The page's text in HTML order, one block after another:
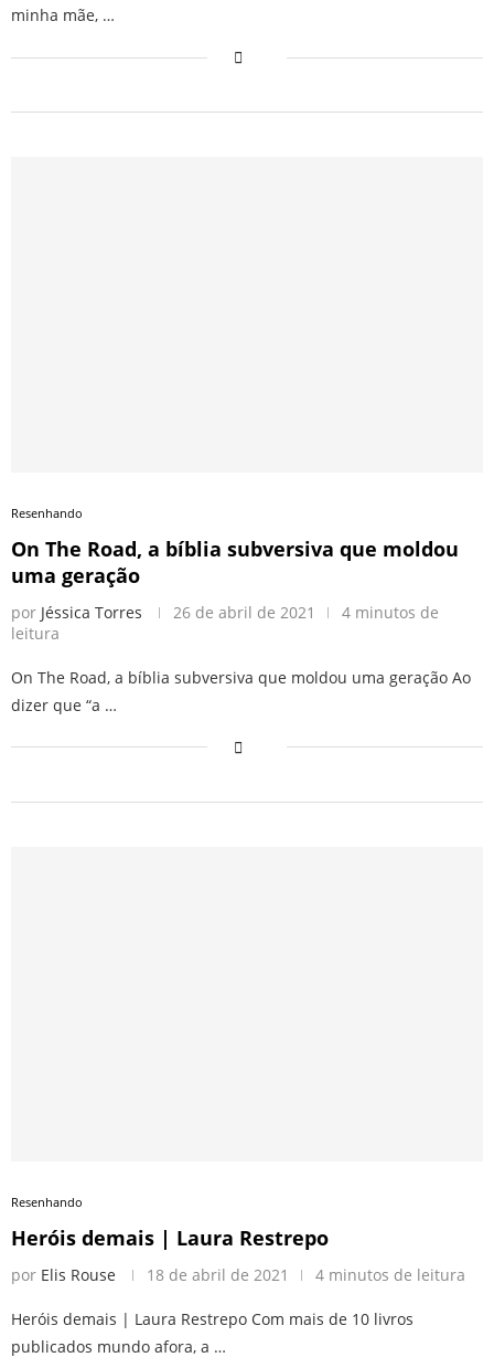
minha mãe, …
Resenhando
On The Road, a bíblia subversiva que moldou
uma geração
por Jéssica Torres 26 de abril de 2021
4 minutos de
leitura
On The Road, a bíblia subversiva que moldou uma geração Ao
dizer que “a …
Resenhando
Heróis demais | Laura Restrepo
por Elis Rouse 18 de abril de 2021 4 minutos de leitura
Heróis demais | Laura Restrepo Com mais de 10 livros
publicados mundo afora, a …